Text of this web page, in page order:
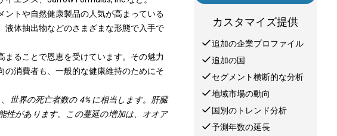
トや自然健康製品の人気が高まっている
液体抽出物などのさまざまな形態で入手で
ることで恩恵を受けています。その魅力
消費者も、一般的な健康維持のためにそ
世界の死亡者数の 4% に相当します。肝臓
性があります。この蔓延の増加は、オオア
カスタマイズ提供
追加の企業プロファイル
追加の国
セグメント横断的な分析
地域市場の動向
国別のトレンド分析
予測年数の延長